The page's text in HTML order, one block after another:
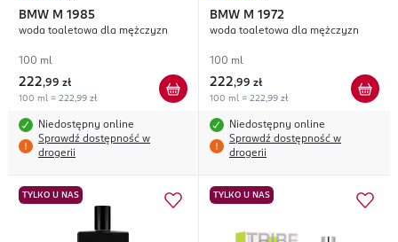
BMW M 1985
woda toaletowa dla mężczyzn
100 ml
222,99 zł
100 ml = 222,99 zł
Niedostępny online
Sprawdź dostępność w
drogerii
BMW M 1972
woda toaletowa dla mężczyzn
100 ml
222,99 zł
100 ml = 222,99 zł
Niedostępny online
Sprawdź dostępność w
drogerii
TYLKO U NAS TYLKO U NAS